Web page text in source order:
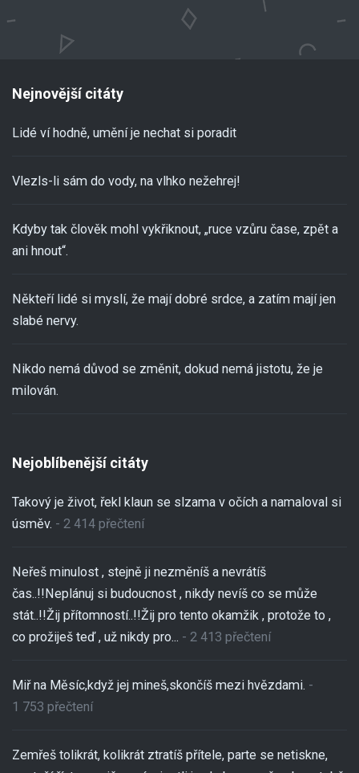
Nejnovější citáty
Lidé ví hodně, umění je nechat si poradit
Vlezls-li sám do vody, na vlhko nežehrej!
Kdyby tak člověk mohl vykřiknout, „ruce vzůru čase, zpět a
ani hnout“.
Někteří lidé si myslí, že mají dobré srdce, a zatím mají jen
slabé nervy.
Nikdo nemá důvod se změnit, dokud nemá jistotu, že je
milován.
Nejoblíbenější citáty
Takový je život, řekl klaun se slzama v očích a namaloval si
úsměv. - 2 414 přečtení
Neřeš minulost , stejně ji nezměníš a nevrátíš
čas..!!Neplánuj si budoucnost , nikdy nevíš co se může
stát..!!Žij přítomností..!!Žij pro tento okamžik , protože to ,
co prožiješ teď , už nikdy pro... - 2 413 přečtení
Miř na Měsíc,když jej mineš,skončíš mezi hvězdami. -
1 753 přečtení
Zemřeš tolikrát, kolikrát ztratíš přítele, parte se netiskne,